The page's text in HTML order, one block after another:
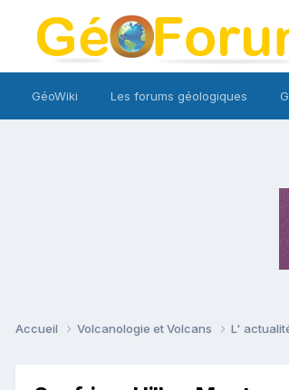
GéoWiki Les forums géologiques
Accueil Volcanologie et Volcans L'